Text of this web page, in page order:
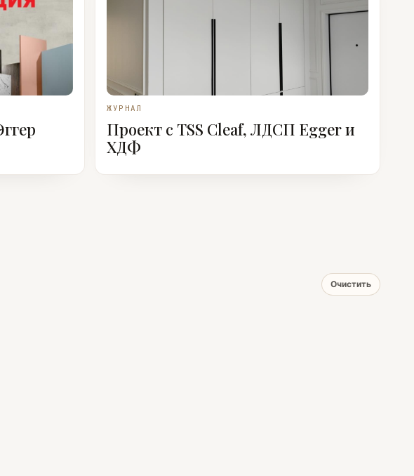
ЖУРНАЛ
Проект с TSS Cleaf, ЛДСП Egger и
ХДФ
Очистить